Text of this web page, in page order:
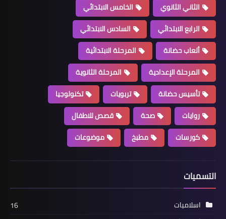
الثاني الثانوي
الخامس الابتدائي
الرابع الابتدائي
السادس الابتدائي
ألعاب حضانة
المرحلة الابتدائية
المرحلة الإعدادية
المرحلة الثانوية
تأسيس حضانة
تربويات
تكنولوجيا
روايات
صحة
قصص للاطفال
كورسات
مطبخ موضوعات
التسميات
اسلاميات
16